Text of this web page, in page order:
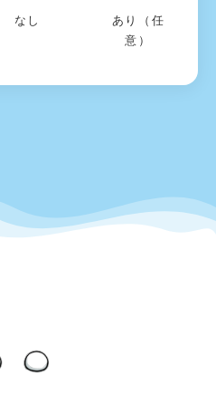
なし
あり（任
意）